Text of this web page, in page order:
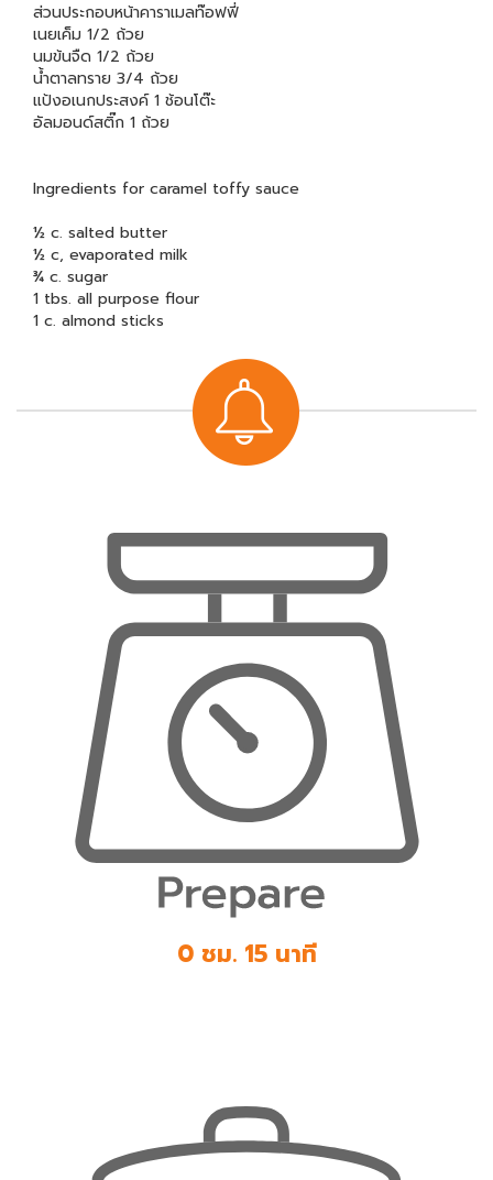
ส่วนประกอบหน้าคาราเมลท๊อฟฟี่
เนยเค็ม 1/2 ถ้วย
นมข้นจืด 1/2 ถ้วย
น้ำตาลทราย 3/4 ถ้วย
แป้งอเนกประสงค์ 1 ช้อนโต๊ะ
อัลมอนด์สติ๊ก 1 ถ้วย
Ingredients for caramel toffy sauce
½ c. salted butter
½ c, evaporated milk
¾ c. sugar
1 tbs. all purpose flour
1 c. almond sticks
0 ชม. 15 นาที